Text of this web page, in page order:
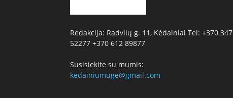
Redakcija: Radvilų g. 11, Kėdainiai Tel: +370 347
52277 +370 612 89877
Susisiekite su mumis:
kedainiumuge@gmail.com